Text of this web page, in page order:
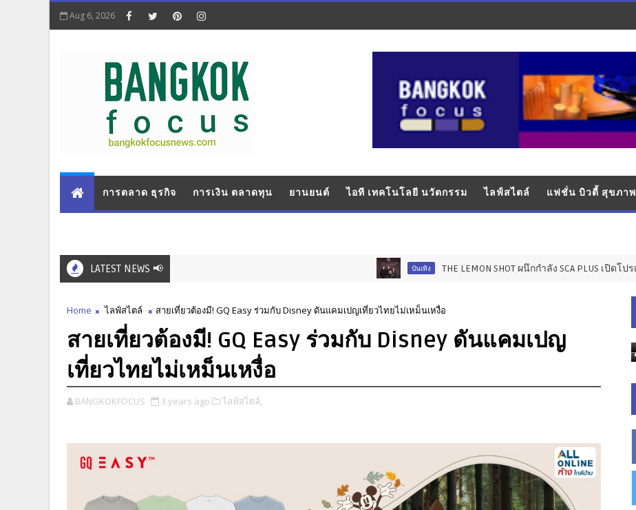
Aug 6, 2026
การตลาด ธุรกิจ การเงิน ตลาดทุน ยานยนต์ ไอที เทคโนโลยี นวัตกรรม ไลฟ์สไตล์ แฟชั่น บิวตี้ สุขภาพ
LATEST NEWS 📢 THE LEMON SHOT ผนึกกำลัง SCA PLUS เปิดโปรเจกต์
Home ไลฟ์สไตล์ สายเที่ยวต้องมี! GQ Easy ร่วมกับ Disney ดันแคมเปญเที่ยวไทยไม่เหม็นเหงื่อ
สายเที่ยวต้องมี! GQ Easy ร่วมกับ Disney ดันแคมเปญ
เที่ยวไทยไม่เหม็นเหงื่อ
BANGKOKFOCUS 3 years ago ไลฟ์สไตล์,